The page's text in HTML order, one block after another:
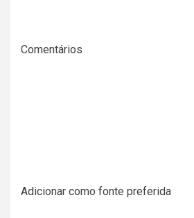
Comentários
Adicionar como fonte preferida